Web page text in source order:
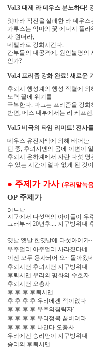
Vol.3 대제 라 데우스 분노하다!
잇따라 작전을 실패한 라 데우스
가루스는 악마의 꽃 에너지 플라
사 원더라,
네펠라로 강화시킨다.
간부들의 대공격에, 원인불명의
인가?
Vol.4 프리즘 강화 완료! 새로운
후뢰시 행성계의 행성 직렬에
노력 끝에 위기를
극복한다. 마그는 프리즘을 강화
반면, 메스 내부에서는 리 케프
Vol.5 비극의 타임 리미트! 전사
데우스 유전자액에 의해 태어난
던 중, 후뢰시맨의 몸에 이변이
후뢰시 은하계에서 자란 다섯 명
수 있는 시간이 얼마 없게 된 것
● 주제가 가사 (우리말녹
OP 주제가
어느날
지구에서 다섯명의 아이들이 우
그러부터 20년후.... 지구방위대
옛날 옛날 한옛날에 다섯아이가~
우주멀리 아주멀리 사라졌다네
이젠 모두 용사되어 오~ 돌아왔네
후뢰시맨 후뢰시맨 지구방위대
후뢰시맨 우리의 평화의 수호자
후뢰시맨 오총사
후 후 후 후뢰시맨
후 후 후 후 우리에겐 적이없다
후 후 후 후 우주의침략자‘
후 후 후 후 우리정복 꿈버려라
후 후 후 후 나간다 오총사
우리에겐 승리만이 지구방위대
승리의 후뢰시맨